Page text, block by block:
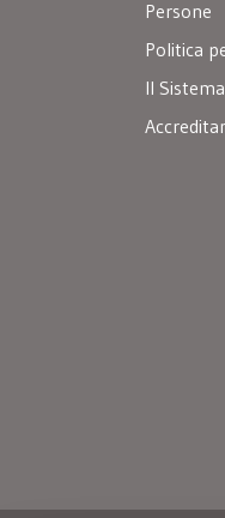
Persone
Politica
Il